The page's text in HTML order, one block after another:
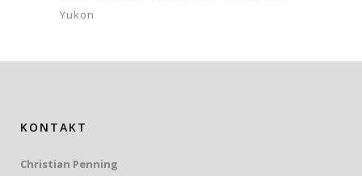
Yukon
KONTAKT
Christian Penning